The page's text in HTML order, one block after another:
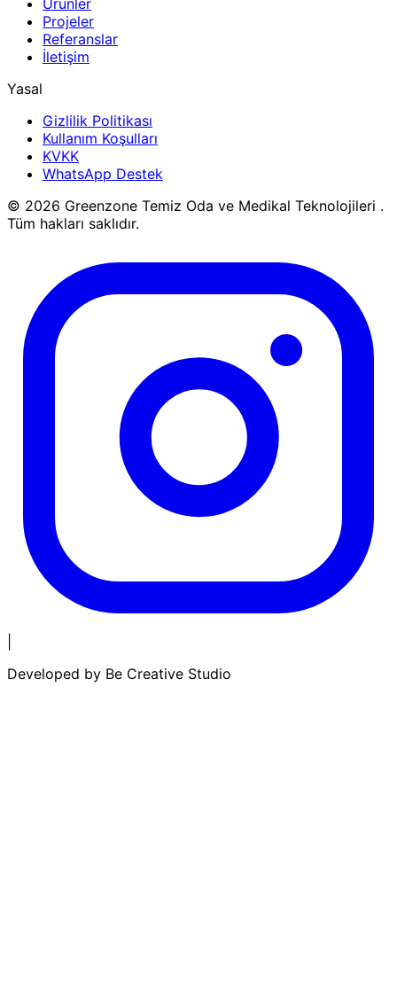
Projeler
Referanslar
İletişim
Yasal
Gizlilik Politikası
Kullanım Koşulları
KVKK
WhatsApp Destek
© 2026 Greenzone Temiz Oda ve Medikal Teknolojileri .
Tüm hakları saklıdır.
Developed by Be Creative Studio